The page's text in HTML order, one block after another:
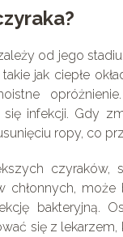
od jego
jak ciepłe
się infekcji. Gdy
ropy, co
czyraków,
chłonnych,
bakteryjną.
się z